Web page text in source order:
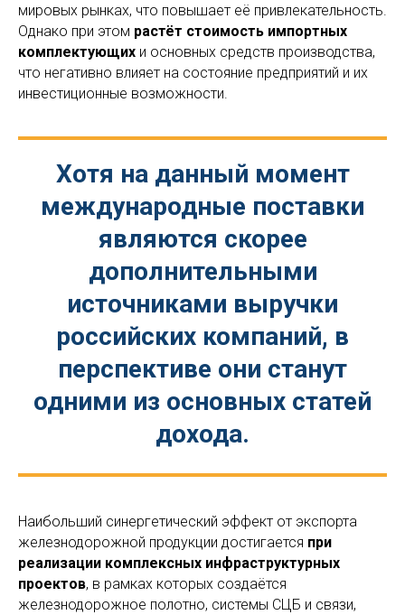
мировых рынках, что повышает её привлекательность.
Однако при этом растёт стоимость импортных
комплектующих и основных средств производства,
что негативно влияет на состояние предприятий и их
инвестиционные возможности.
Хотя на данный момент
международные поставки
являются скорее
дополнительными
источниками выручки
российских компаний, в
перспективе они станут
одними из основных статей
дохода.
Наибольший синергетический эффект от экспорта
железнодорожной продукции достигается при
реализации комплексных инфраструктурных
проектов, в рамках которых создаётся
железнодорожное полотно, системы СЦБ и связи,